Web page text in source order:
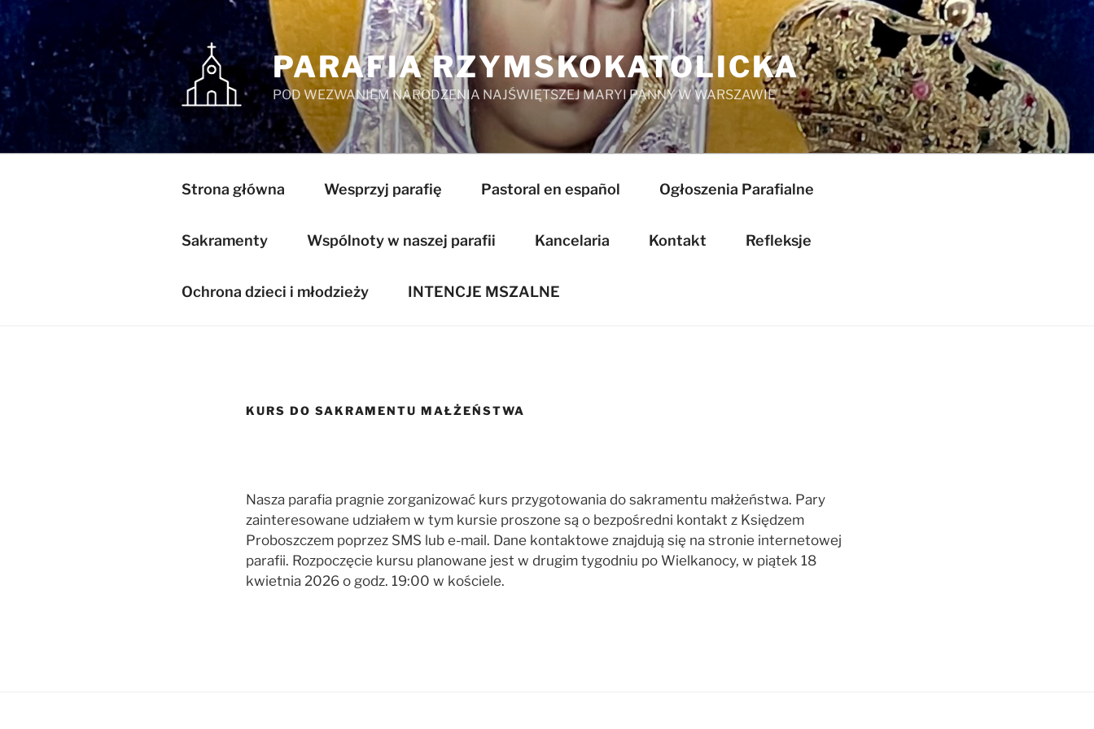
Przejdź
do
treści
PARAFIA RZYMSKOKATOLICKA
POD WEZWANIEM NARODZENIA NAJŚWIĘTSZEJ MARYI PANNY W WARSZAWIE
Strona główna Wesprzyj parafię Pastoral en español Ogłoszenia Parafialne
Sakramenty Wspólnoty w naszej parafii Kancelaria Kontakt Refleksje
Ochrona dzieci i młodzieży INTENCJE MSZALNE
KURS DO SAKRAMENTU MAŁŻEŃSTWA
Nasza parafia pragnie zorganizować kurs przygotowania do sakramentu małżeństwa. Pary
zainteresowane udziałem w tym kursie proszone są o bezpośredni kontakt z Księdzem
Proboszczem poprzez SMS lub e-mail. Dane kontaktowe znajdują się na stronie internetowej
parafii. Rozpoczęcie kursu planowane jest w drugim tygodniu po Wielkanocy, w piątek 18
kwietnia 2026 o godz. 19:00 w kościele.